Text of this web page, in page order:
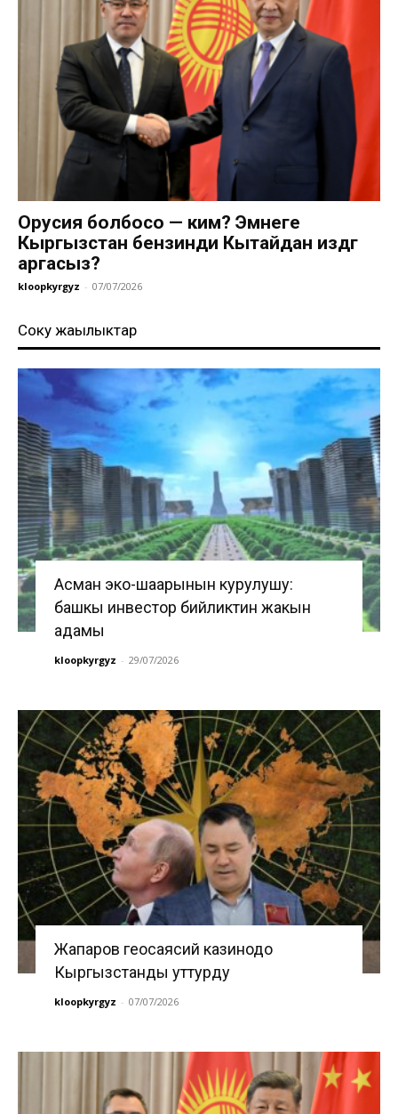
Орусия болбосо — ким? Эмнеге
Кыргызстан бензинди Кытайдан издөөгө
аргасыз?
kloopkyrgyz - 07/07/2026
Соңку жаңылыктар
Асман эко-шаарынын курулушу:
башкы инвестор бийликтин жакын
адамы
kloopkyrgyz - 29/07/2026
Жапаров геосаясий казинодо
Кыргызстанды уттурду
kloopkyrgyz - 07/07/2026